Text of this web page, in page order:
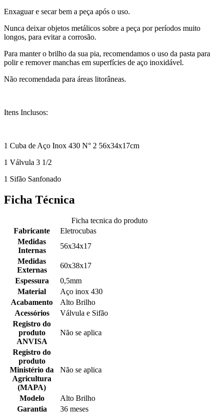
Enxaguar e secar bem a peça após o uso.
Nunca deixar objetos metálicos sobre a peça por períodos muito
longos, para evitar a corrosão.
Para manter o brilho da sua pia, recomendamos o uso da pasta para
polir e remover manchas em superfícies de aço inoxidável.
Não recomendada para áreas litorâneas.
Itens Inclusos:
1 Cuba de Aço Inox 430 N° 2 56x34x17cm
1 Válvula 3 1/2
1 Sifão Sanfonado
Ficha Técnica
Ficha tecnica do produto
Fabricante
Eletrocubas
Medidas
Internas
56x34x17
Medidas
Externas
60x38x17
Espessura
0,5mm
Material
Aço inox 430
Acabamento
Alto Brilho
Acessórios
Válvula e Sifão
Registro do
produto
ANVISA
Não se aplica
Registro do
produto
Ministério da
Agricultura
(MAPA)
Não se aplica
Modelo
Alto Brilho
Garantia
36 meses